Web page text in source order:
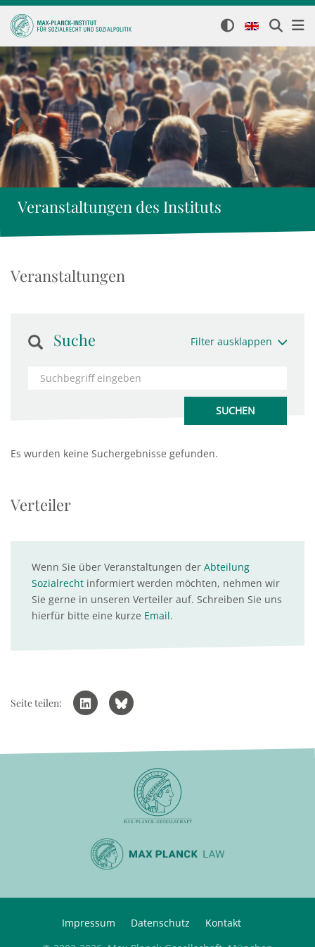
Veranstaltungen des Instituts
Veranstaltungen
Suche Filter ausklappen
Es wurden keine Suchergebnisse gefunden.
Verteiler
Wenn Sie über Veranstaltungen der Abteilung
Sozialrecht informiert werden möchten, nehmen wir
Sie gerne in unseren Verteiler auf. Schreiben Sie uns
hierfür bitte eine kurze Email.
Seite teilen:
Impressum Datenschutz
Kontakt